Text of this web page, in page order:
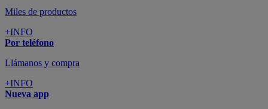
Miles de productos
+INFO
Por teléfono
Llámanos y compra
+INFO
Nueva app